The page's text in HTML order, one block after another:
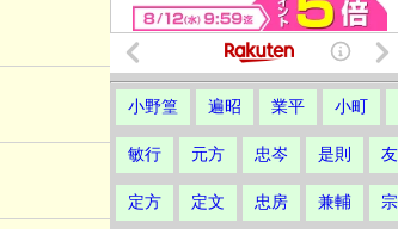
小野篁 遍昭 業平 小町
敏行 元方 忠岑 是則
定方 定文 忠房 兼輔